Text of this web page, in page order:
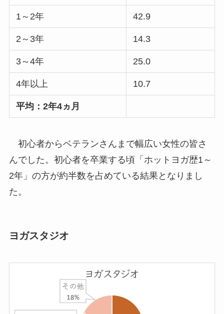
1～2年 42.9
2～3年 14.3
3～4年 25.0
4年以上 10.7
平均：2年4ヵ月
初心者からベテランさんまで幅広い女性の皆さ
んでした。初心者を卒業する頃「ホットヨガ歴1～
2年」の方が約半数を占めている結果となりまし
た。
ヨガスタジオ